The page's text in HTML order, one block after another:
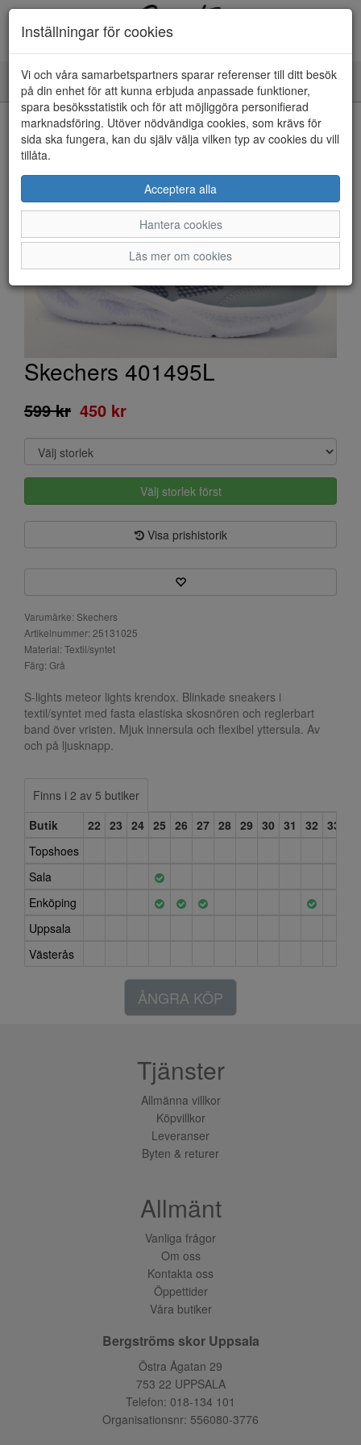
Toggle
navigation
HEM
Skechers 401495L
599 kr 450 kr
Välj storlek först
Visa prishistorik
Varumärke: Skechers
Artikelnummer: 25131025
Material: Textil/syntet
Färg: Grå
S-lights meteor lights krendox. Blinkade sneakers i
textil/syntet med fasta elastiska skosnören och reglerbart
band över vristen. Mjuk innersula och flexibel yttersula. Av
och på ljusknapp.
Finns i 2 av 5 butiker
Butik
22 23 24 25 26 27 28 29 30 31 32 33
Topshoes
Sala
Enköping
Uppsala
Västerås
ÅNGRA KÖP
Inställningar för cookies
Vi och våra samarbetspartners sparar referenser till ditt besök
på din enhet för att kunna erbjuda anpassade funktioner,
spara besöksstatistik och för att möjliggöra personifierad
marknadsföring. Utöver nödvändiga cookies, som krävs för
sida ska fungera, kan du själv välja vilken typ av cookies du vill
tillåta.
Acceptera alla
Hantera cookies
Läs mer om cookies
Tjänster
Allmänna villkor
Köpvillkor
Leveranser
Byten & returer
Allmänt
Vanliga frågor
Om oss
Kontakta oss
Öppettider
Våra butiker
Bergströms skor Uppsala
Östra Ågatan 29
753 22 UPPSALA
Telefon: 018-134 101
Organisationsnr: 556080-3776